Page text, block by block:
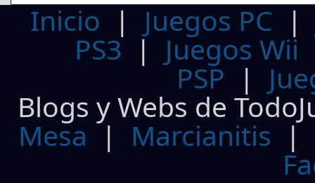
Inicio | Juegos PC
PS3| Juegos Wii
PSP |
Blogs y Webs de
Mesa | Marcianitis |